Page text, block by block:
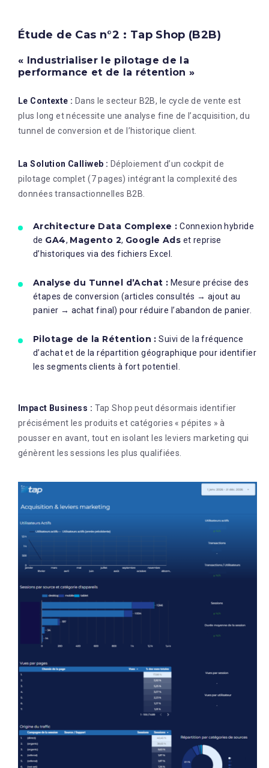
Étude de Cas n°2 : Tap Shop (B2B)
« Industrialiser le pilotage de la
performance et de la rétention »
Le Contexte : Dans le secteur B2B, le cycle de vente est
plus long et nécessite une analyse fine de l’acquisition, du
tunnel de conversion et de l’historique client
La Solution Calliweb : Déploiement d’un cockpit de
pilotage complet (7 pages) intégrant la complexité des
données transactionnelles B2B
Architecture Data Complexe : Connexion hybride
de GA4, Magento 2, Google Ads et reprise
d’historiques via des fichiers Excel.
Analyse du Tunnel d’Achat : Mesure précise des
étapes de conversion (articles consultés → ajout au
panier → achat final) pour réduire l’abandon de panier.
Pilotage de la Rétention : Suivi de la fréquence
d’achat et de la répartition géographique pour identifier
les segments clients à fort potentiel.
Impact Business : Tap Shop peut désormais identifier
précisément les produits et catégories « pépites » à
pousser en avant, tout en isolant les leviers marketing qui
génèrent les sessions les plus qualifiées